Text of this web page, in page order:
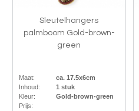
Sleutelhangers
palmboom Gold-brown-
green
Maat:
ca. 17.5x6cm
Inhoud:
1 stuk
Kleur:
Gold-brown-green
Prijs: